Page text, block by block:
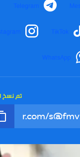
Telegram
Instagram